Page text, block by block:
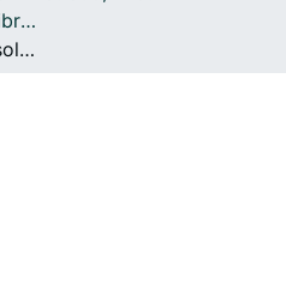
Com publicar
Llibres / Capítols de llibre (Dret Administratiu, Dret Processal i Dret Financer i Tributari)
Alternative dispute resolution tax in Italy